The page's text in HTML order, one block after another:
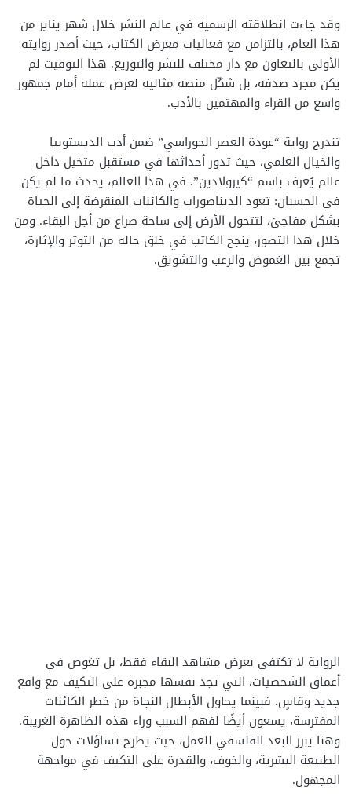
وقد جاءت انطلاقته الرسمية في عالم النشر خلال شهر يناير من
هذا العام، بالتزامن مع فعاليات معرض الكتاب، حيث أصدر روايته
الأولى بالتعاون مع دار مختلف للنشر والتوزيع. هذا التوقيت لم
يكن مجرد صدفة، بل شكّل منصة مثالية لعرض عمله أمام جمهور
واسع من القراء والمهتمين بالأدب.
تندرج رواية “عودة العصر الجوراسي” ضمن أدب الديستوبيا
والخيال العلمي، حيث تدور أحداثها في مستقبل متخيل داخل
عالم يُعرف باسم “كيرولادين”. في هذا العالم، يحدث ما لم يكن
في الحسبان: تعود الديناصورات والكائنات المنقرضة إلى الحياة
بشكل مفاجئ، لتتحول الأرض إلى ساحة صراع من أجل البقاء. ومن
خلال هذا التصور، ينجح الكاتب في خلق حالة من التوتر والإثارة،
تجمع بين الغموض والرعب والتشويق.
الرواية لا تكتفي بعرض مشاهد البقاء فقط، بل تغوص في
أعماق الشخصيات، التي تجد نفسها مجبرة على التكيف مع واقع
جديد وقاسٍ. فبينما يحاول الأبطال النجاة من خطر الكائنات
المفترسة، يسعون أيضًا لفهم السبب وراء هذه الظاهرة الغريبة.
وهنا يبرز البعد الفلسفي للعمل، حيث يطرح تساؤلات حول
الطبيعة البشرية، والخوف، والقدرة على التكيف في مواجهة
المجهول.